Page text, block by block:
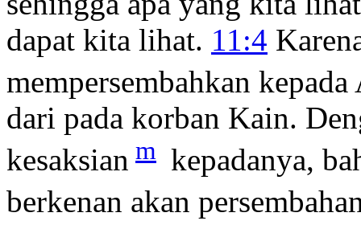
dapat kita lihat. 11:4
mempersembahkan
dari pada korban Kain.
kesaksian m kepadanya,
berkenan akan